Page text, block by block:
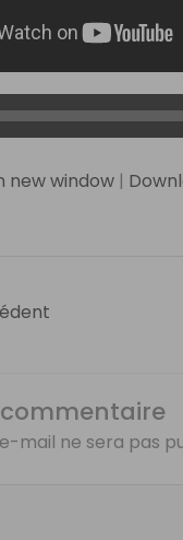
new window |
mail ne sera pas